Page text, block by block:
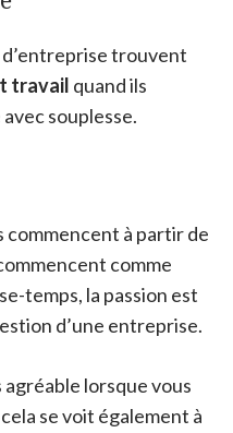
trouvent
travail quand ils
souplesse.
à partir de
comme
temps, la passion est
d’une entreprise.
lorsque vous
se voit également à